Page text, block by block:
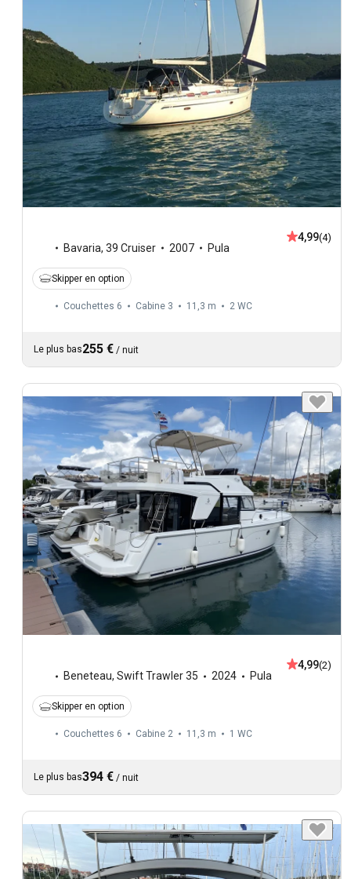
Bavaria, 39 Cruiser 2007 Pula
4,99(4)
Skipper en option
Couchettes 6 Cabine 3 11,3 m 2 WC
Le plus bas255 € / nuit
Beneteau, Swift Trawler 35 2024 Pula
4,99(2)
Skipper en option
Couchettes 6 Cabine 2 11,3 m 1 WC
Le plus bas394 € / nuit